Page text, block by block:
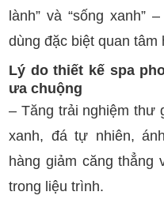
lành” và “sống
dùng đặc biệt quan tâm
Lý do thiết kế spa
ưa chuộng
– Tăng trải nghiệm thư
xanh, đá tự nhiên,
hàng giảm căng thẳng
trong liệu trình.